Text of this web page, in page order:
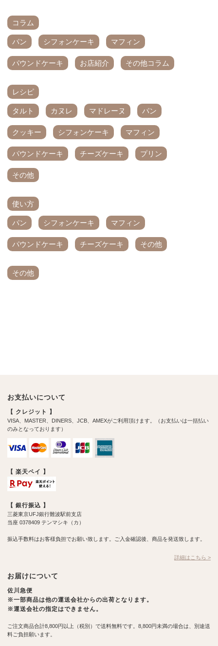
コラム
パン シフォンケーキ マフィン
パウンドケーキ お店紹介 その他コラム
レシピ
タルト カヌレ マドレーヌ パン
クッキー シフォンケーキ マフィン
パウンドケーキ チーズケーキ プリン
その他
使い方
パン シフォンケーキ マフィン
パウンドケーキ チーズケーキ その他
その他
お支払いについて
【 クレジット 】
VISA、MASTER、DINERS、JCB、AMEXがご利用頂けます。（お支払いは一括払い
のみとなっております）
【 楽天ペイ 】
【 銀行振込 】
三菱東京UFJ銀行難波駅前支店
当座 0378409 テンマシキ（カ）
振込手数料はお客様負担でお願い致します。ご入金確認後、商品を発送致します。
詳細はこちら >
お届けについて
佐川急便
※一部商品は他の運送会社からの出荷となります。
※運送会社の指定はできません。
ご注文商品合計8,800円以上（税別）で送料無料です。8,800円未満の場合は、別途送
料ご負担願います。